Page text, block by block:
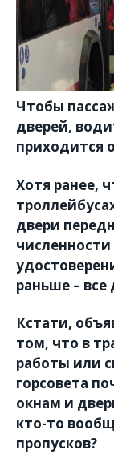
Чтобы
дверей,
приходится
Хотя ранее,
двери
раньше –
Кстати,
том, что в
работы или
горсовета
окнам и
кто-то
пропусков?